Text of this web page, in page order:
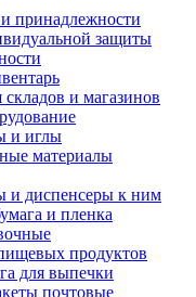
принадлежности
защиты
и магазинов
и иглы
материалы
и диспенсеры к ним
и пленка
продуктов
для выпечки
почтовые